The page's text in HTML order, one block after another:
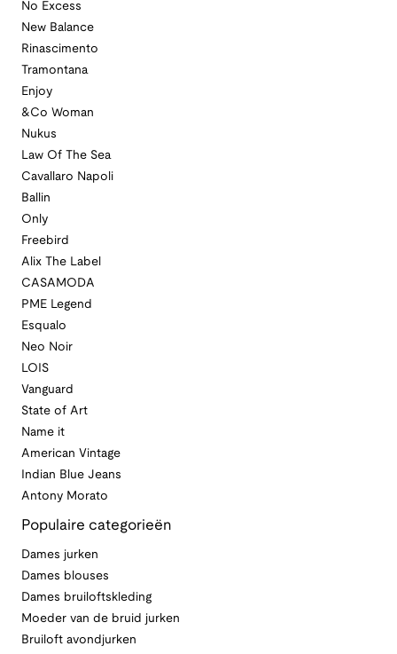
No Excess
New Balance
Rinascimento
Tramontana
Enjoy
&Co Woman
Nukus
Law Of The Sea
Cavallaro Napoli
Ballin
Only
Freebird
Alix The Label
CASAMODA
PME Legend
Esqualo
Neo Noir
LOIS
Vanguard
State of Art
Name it
American Vintage
Indian Blue Jeans
Antony Morato
Populaire categorieën
Dames jurken
Dames blouses
Dames bruiloftskleding
Moeder van de bruid jurken
Bruiloft avondjurken